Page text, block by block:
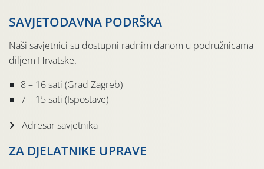
SAVJETODAVNA PODRŠKA
Naši savjetnici su dostupni radnim danom u podružnicama
diljem Hrvatske.
8 – 16 sati (Grad Zagreb)
7 – 15 sati (Ispostave)
Adresar savjetnika
ZA DJELATNIKE UPRAVE